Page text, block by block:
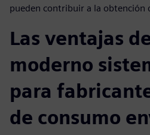
pueden contribuir a la obtención
Las ventajas
moderno
para
de consumo